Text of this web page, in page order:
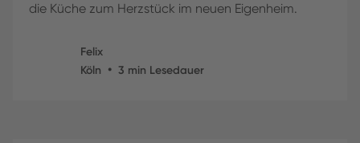
die Küche zum Herzstück im neuen Eigenheim.
Felix
Köln • 3 min Lesedauer